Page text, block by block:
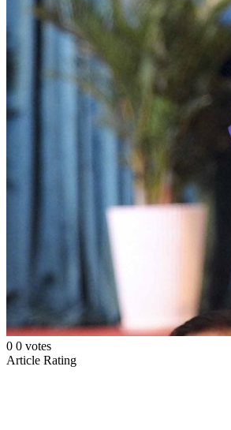
0 0 votes
Article Rating